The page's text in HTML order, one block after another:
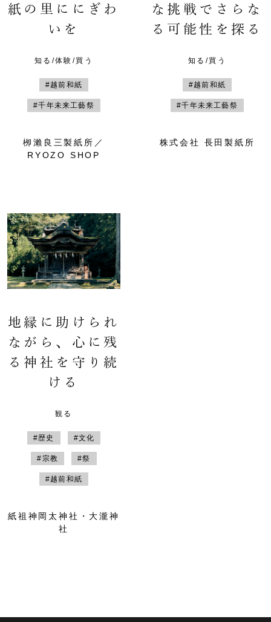
紙の里ににぎわ
いを
知る/体験/買う
#越前和紙
#千年未来工藝祭
栁瀨良三製紙所／
RYOZO SHOP
な挑戦でさらな
る可能性を探る
知る/買う
#越前和紙
#千年未来工藝祭
株式会社 長田製紙所
地縁に助けられ
ながら、心に残
る神社を守り続
ける
観る
#歴史 #文化
#宗教 #祭
#越前和紙
紙祖神岡太神社・大瀧神
社